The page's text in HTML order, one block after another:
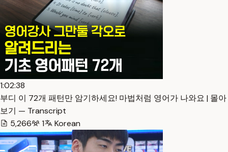
1:02:38
부디 이 72개 패턴만 암기하세요! 마법처럼 영어가 나와요 | 몰아
보기 — Transcript
5,266
1 Korean